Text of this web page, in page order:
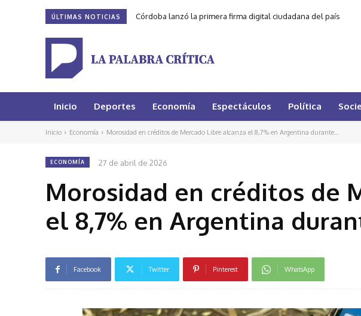
ÚLTIMAS NOTICIAS Córdoba lanzó la primera firma digital ciudadana del país
Inicio Deportes Economía Espectáculos Política
Inicio Economía Morosidad en créditos de Mercado Libre alcanza el 8,7% en Argentina durante...
ECONOMÍA 27 de abril de 2026
Morosidad en créditos de
el 8,7% en Argentina
Facebook Twitter Pinterest WhatsApp